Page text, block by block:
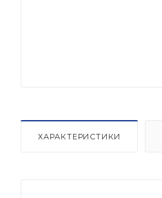
ХАРАКТЕРИСТИКИ